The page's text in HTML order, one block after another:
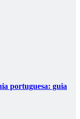
portuguesa: guia